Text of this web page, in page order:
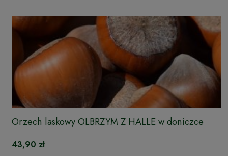
Orzech laskowy OLBRZYM Z HALLE w doniczce
43,90 zł